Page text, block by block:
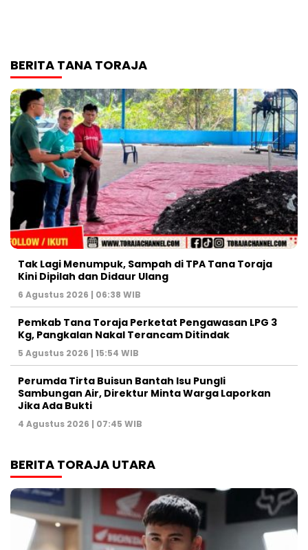
BERITA TANA TORAJA
Tak Lagi Menumpuk, Sampah di TPA Tana Toraja
Kini Dipilah dan Didaur Ulang
6 Agustus 2026 | 06:38 WIB
Pemkab Tana Toraja Perketat Pengawasan LPG 3
Kg, Pangkalan Nakal Terancam Ditindak
5 Agustus 2026 | 15:54 WIB
Perumda Tirta Buisun Bantah Isu Pungli
Sambungan Air, Direktur Minta Warga Laporkan
Jika Ada Bukti
4 Agustus 2026 | 07:45 WIB
BERITA TORAJA UTARA